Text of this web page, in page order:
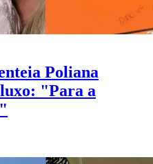
Poliana
"Para a